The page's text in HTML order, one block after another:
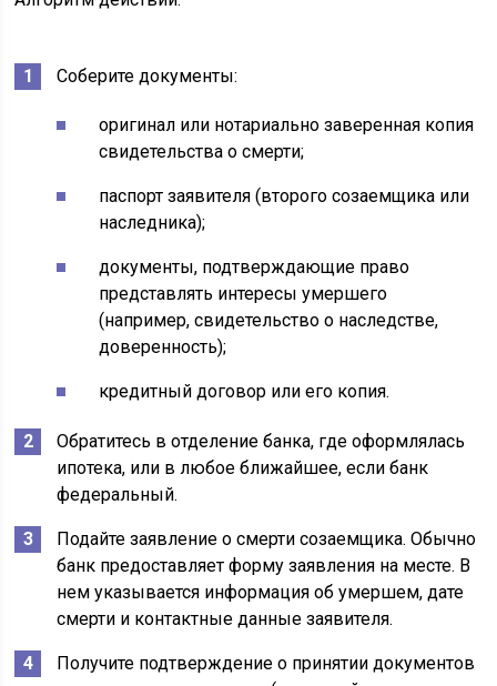
Соберите документы:
оригинал или нотариально заверенная копия
свидетельства о смерти;
паспорт заявителя (второго созаемщика или
наследника);
документы, подтверждающие право
представлять интересы умершего
(например, свидетельство о наследстве,
доверенность);
кредитный договор или его копия.
Обратитесь в отделение банка, где оформлялась
ипотека, или в любое ближайшее, если банк
федеральный.
Подайте заявление о смерти созаемщика. Обычно
банк предоставляет форму заявления на месте. В
нем указывается информация об умершем, дате
смерти и контактные данные заявителя.
Получите подтверждение о принятии документов